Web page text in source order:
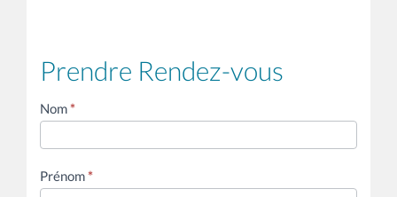
Prendre Rendez-vous
Contact
Nom*
Prénom*